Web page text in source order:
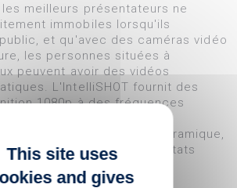
meilleurs présentateurs ne
immobiles lorsqu'ils
et qu'avec des caméras vidéo
les personnes situées à
peuvent avoir des vidéos
L'IntelliSHOT fournit des
1080p à des fréquences
Elle s'ajuste en douceur et
les préréglages de panoramique,
zoom (PTZ) pour des résultats
et réalistes.
This site uses
and gives